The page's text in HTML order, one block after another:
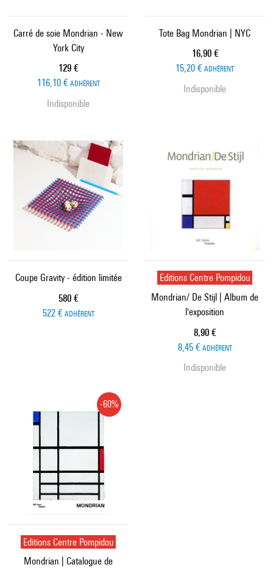
Carré de soie Mondrian - New
York City
Prix ​​actuel
129 €
116,10 € ADHÉRENT
Indisponible
Tote Bag Mondrian | NYC
Prix ​​actuel
16,90 €
15,20 € ADHÉRENT
Indisponible
Coupe Gravity - édition limitée
Prix ​​actuel
580 €
522 € ADHÉRENT
Editions Centre Pompidou
Mondrian/ De Stijl | Album de
l'exposition
Prix ​​actuel
8,90 €
8,45 € ADHÉRENT
Indisponible
Editions Centre Pompidou
Mondrian | Catalogue de
-60%